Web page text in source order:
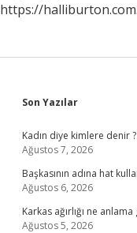
https://
Sidebar
Son Yazılar
Kadın diye kimlere denir ?
Ağustos 7, 2026
Başkasının adına hat
Ağustos 6, 2026
Karkas ağırlığı ne anlama
Ağustos 5, 2026